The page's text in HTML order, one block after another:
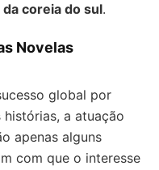
coreia do sul.
Novelas
global por
a atuação
apenas alguns
com que o interesse